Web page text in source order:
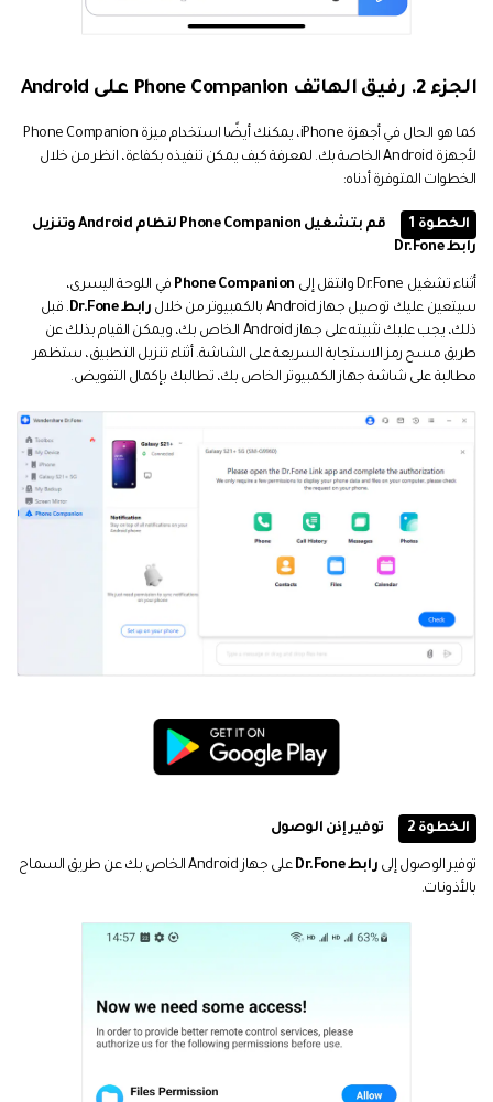
الجزء 2. رفيق الهاتف Phone Companion على Android
كما هو الحال في أجهزة iPhone، يمكنك أيضًا استخدام ميزة Phone Companion
لأجهزة Android الخاصة بك. لمعرفة كيف يمكن تنفيذه بكفاءة، انظر من خلال
الخطوات المتوفرة أدناه:
الخطوة 1
قم بتشغيل Phone Companion لنظام Android وتنزيل
رابط Dr.Fone
أثناء تشغيل Dr.Fone وانتقل إلى Phone Companion في اللوحة اليسرى،
سيتعين عليك توصيل جهاز Android بالكمبيوتر من خلال
رابط Dr.Fone
. قبل
ذلك، يجب عليك تثبيته على جهاز Android الخاص بك، ويمكن القيام بذلك عن
طريق مسح رمز الاستجابة السريعة على الشاشة. أثناء تنزيل التطبيق، ستظهر
مطالبة على شاشة جهاز الكمبيوتر الخاص بك، تطالبك بإكمال التفويض.
الخطوة 2 توفير إذن الوصول
توفير الوصول إلى رابط Dr.Fone
على جهاز Android الخاص بك عن طريق السماح
بالأذونات.